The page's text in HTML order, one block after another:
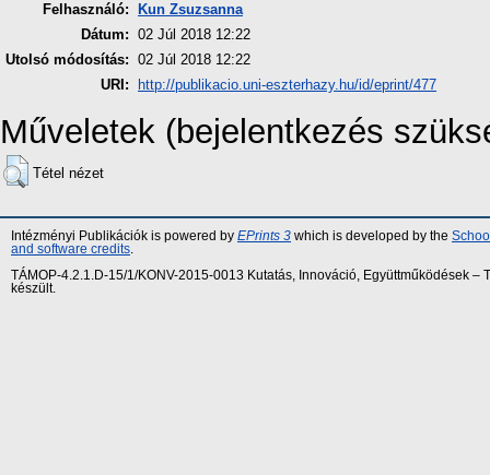
Felhasználó:
Kun Zsuzsanna
Dátum: 02 Júl 2018 12:22
Utolsó módosítás: 02 Júl 2018 12:22
URI:
http://publikacio.uni-eszterhazy.hu/id/eprint/477
Műveletek (bejelentkezés
Tétel nézet
Intézményi Publikációk is powered by EPrints 3 which is developed by the
and software credits
TÁMOP-4.2.1.D-15/1/KONV-2015-0013 Kutatás, Innováció, Együttműködések
készült.